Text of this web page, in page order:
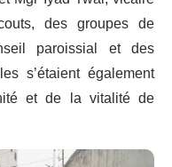
des groupes de
paroissial et des
s’étaient également
et de la vitalité de